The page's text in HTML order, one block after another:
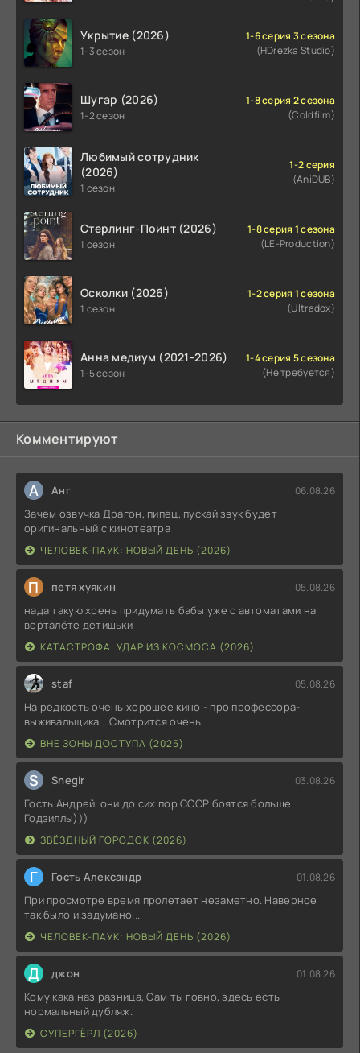
Укрытие (2026)
1-3 сезон
1-6 серия 3 сезона
(HDrezka Studio)
Шугар (2026)
1-2 сезон
1-8 серия 2 сезона
(Coldfilm)
Любимый сотрудник
(2026)
1 сезон
1-2 серия
(AniDUB)
Стерлинг-Поинт (2026)
1 сезон
1-8 серия 1 сезона
(LE-Production)
Осколки (2026)
1 сезон
1-2 серия 1 сезона
(Ultradox)
Анна медиум (2021-2026)
1-5 сезон
1-4 серия 5 сезона
(Не требуется)
Комментируют
А Анг 06.08.26
Зачем озвучка Драгон, пипец, пускай звук будет
оригинальный с кинотеатра
ЧЕЛОВЕК-ПАУК: НОВЫЙ ДЕНЬ (2026)
П петя хуякин 05.08.26
нада такую хрень придумать бабы уже с автоматами на
верталёте детишьки
КАТАСТРОФА. УДАР ИЗ КОСМОСА (2026)
staf 05.08.26
На редкость очень хорошее кино - про профессора-
выживальщика... Смотрится очень
ВНЕ ЗОНЫ ДОСТУПА (2025)
S Snegir 03.08.26
Гость Андрей, они до сих пор СССР боятся больше
Годзиллы)))
ЗВЁЗДНЫЙ ГОРОДОК (2026)
Г Гость Александр 01.08.26
При просмотре время пролетает незаметно. Наверное
так было и задумано...
ЧЕЛОВЕК-ПАУК: НОВЫЙ ДЕНЬ (2026)
Д джон 01.08.26
Кому кака наз разница, Сам ты говно, здесь есть
нормальный дубляж.
СУПЕРГЁРЛ (2026)